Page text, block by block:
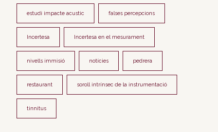
estudi impacte acustic falses percepcions
Incertesa Incertesa en el mesurament
nivells immisió notícies pedrera
restaurant soroll intrínsec de la instrumentació
tinnitus